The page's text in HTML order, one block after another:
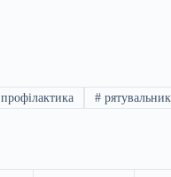
профілактика #